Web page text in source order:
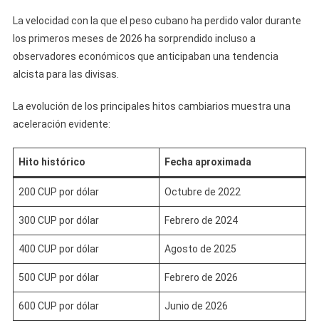
La velocidad con la que el peso cubano ha perdido valor durante
los primeros meses de 2026 ha sorprendido incluso a
observadores económicos que anticipaban una tendencia
alcista para las divisas.
La evolución de los principales hitos cambiarios muestra una
aceleración evidente:
Hito histórico Fecha aproximada
200 CUP por dólar Octubre de 2022
300 CUP por dólar Febrero de 2024
400 CUP por dólar Agosto de 2025
500 CUP por dólar Febrero de 2026
600 CUP por dólar Junio de 2026